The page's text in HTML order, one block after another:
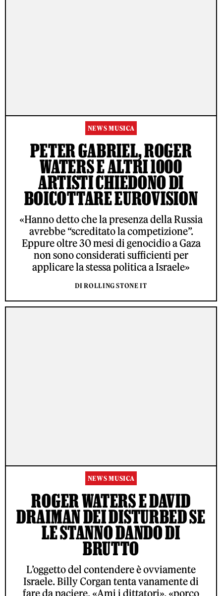
NEWS MUSICA
PETER GABRIEL, ROGER
WATERS E ALTRI 1000
ARTISTI CHIEDONO DI
BOICOTTARE EUROVISION
«Hanno detto che la presenza della Russia
avrebbe “screditato la competizione”.
Eppure oltre 30 mesi di genocidio a Gaza
non sono considerati sufficienti per
applicare la stessa politica a Israele»
DI ROLLING STONE IT
NEWS MUSICA
ROGER WATERS E DAVID
DRAIMAN DEI DISTURBED SE
LE STANNO DANDO DI
BRUTTO
L’oggetto del contendere è ovviamente
Israele. Billy Corgan tenta vanamente di
fare da paciere. «Ami i dittatori», «porco